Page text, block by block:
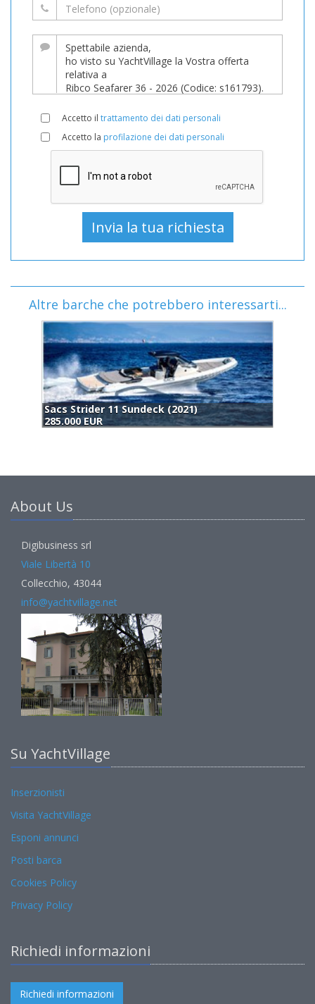
Accetto il trattamento dei dati personali
Accetto la profilazione dei dati personali
Altre barche che potrebbero interessarti...
Sacs Strider 11 Sundeck (2021)
285.000 EUR
About Us
Digibusiness srl
Viale Libertà 10
Collecchio, 43044
info@yachtvillage.net
Su YachtVillage
Inserzionisti
Visita YachtVillage
Esponi annunci
Posti barca
Cookies Policy
Privacy Policy
Richiedi informazioni
Richiedi informazioni